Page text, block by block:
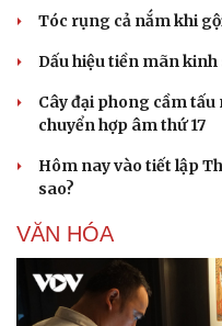
Sức khỏe
Dinh dưỡng - món ngon
Cây thuốc
Tóc rụng cả nắm khi
Dấu hiệu tiền mãn
Cây đại phong cầm
chuyển hợp âm thứ 17
Hôm nay vào tiết lập
sao?
VĂN HÓA